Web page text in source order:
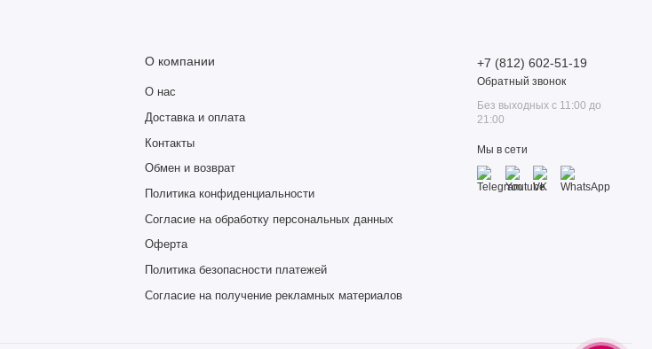
О компании
О нас
Доставка и оплата
Контакты
Обмен и возврат
Политика конфиденциальности
Согласие на обработку персональных данных
Оферта
Политика безопасности платежей
Согласие на получение рекламных материалов
+7 (812) 602-51-19
Обратный звонок
Без выходных с 11:00 до
21:00
Мы в сети